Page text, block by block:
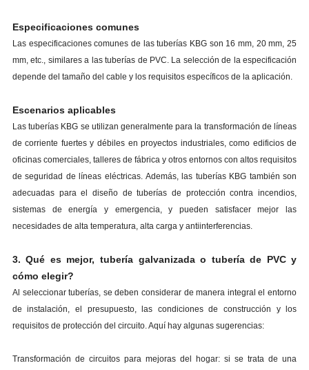
Especificaciones comunes
Las especificaciones comunes de las tuberías KBG son 16 mm, 20 mm, 25
mm, etc., similares a las tuberías de PVC. La selección de la especificación
depende del tamaño del cable y los requisitos específicos de la aplicación.
Escenarios aplicables
Las tuberías KBG se utilizan generalmente para la transformación de líneas
de corriente fuertes y débiles en proyectos industriales, como edificios de
oficinas comerciales, talleres de fábrica y otros entornos con altos requisitos
de seguridad de líneas eléctricas. Además, las tuberías KBG también son
adecuadas para el diseño de tuberías de protección contra incendios,
sistemas de energía y emergencia, y pueden satisfacer mejor las
necesidades de alta temperatura, alta carga y antiinterferencias.
3. Qué es mejor, tubería galvanizada o tubería de PVC y
cómo elegir?
Al seleccionar tuberías, se deben considerar de manera integral el entorno
de instalación, el presupuesto, las condiciones de construcción y los
requisitos de protección del circuito. Aquí hay algunas sugerencias:
Transformación de circuitos para mejoras del hogar: si se trata de una